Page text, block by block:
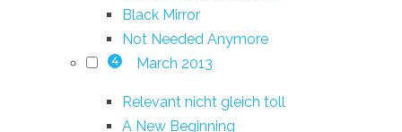
Black Mirror
Not Needed Anymore
4 March 2013
Relevant nicht gleich toll
A New Beginning